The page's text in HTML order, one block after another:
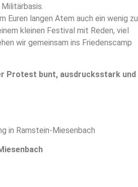
Euren langen Atem auch ein wenig zu
kleinen Festival mit Reden, viel
wir gemeinsam ins Friedenscamp
Protest bunt, ausdrucksstark und
in Ramstein-Miesenbach